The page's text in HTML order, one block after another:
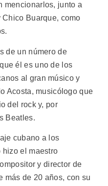
mencionarlos, junto a
Buarque, como
de un número de
él es uno de los
al gran músico y
Acosta, musicólogo que
del rock y, por
Beatles.
cubano a los
hizo el maestro
y director de
más de 20 años, con su